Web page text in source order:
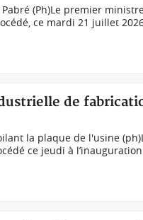
(Ph)Le premier
ce mardi 21 juillet
de
la plaque de l'usine
ce jeudi à